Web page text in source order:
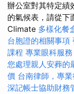
辦公室對其特定績
的氣候表，請從下
Climate 多樣化餐
台胞證的相關事項
課程 專業眼科服
您處理親人安葬的
價 台南律師，專
深記帳士協助財務